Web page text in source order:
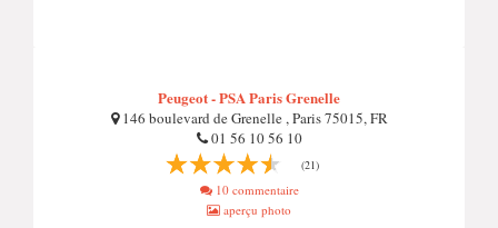
Peugeot - PSA Paris Grenelle
146 boulevard de Grenelle , Paris 75015, FR
01 56 10 56 10
(21)
10 commentaire
aperçu photo